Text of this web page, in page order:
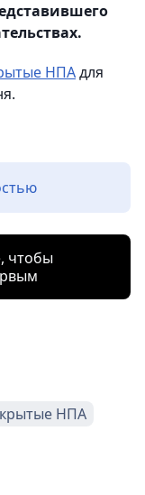
НПАдля
чтобы
НПА